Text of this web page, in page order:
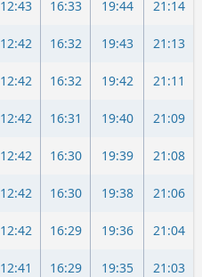
12:43 16:33 19:44 21:14
12:42 16:32 19:43 21:13
12:42 16:32 19:42 21:11
12:42 16:31 19:40 21:09
12:42 16:30 19:39 21:08
12:42 16:30 19:38 21:06
12:42 16:29 19:36 21:04
12:41 16:29 19:35 21:03